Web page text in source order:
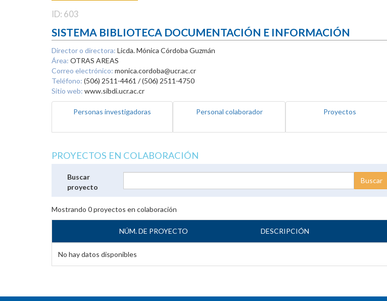
ID: 603
SISTEMA BIBLIOTECA DOCUMENTACIÓN E INFORMACIÓN
Director o directora: Licda. Mónica Córdoba Guzmán
Área: OTRAS AREAS
Correo electrónico: monica.cordoba@ucr.ac.cr
Teléfono: (506) 2511-4461 / (506) 2511-4750
Sitio web: www.sibdi.ucr.ac.cr
Personas investigadoras Personal colaborador Proyectos
PROYECTOS EN COLABORACIÓN
Buscar
proyecto
Mostrando 0proyectos en colaboración
NÚM. DE PROYECTO DESCRIPCIÓN
No hay datos disponibles